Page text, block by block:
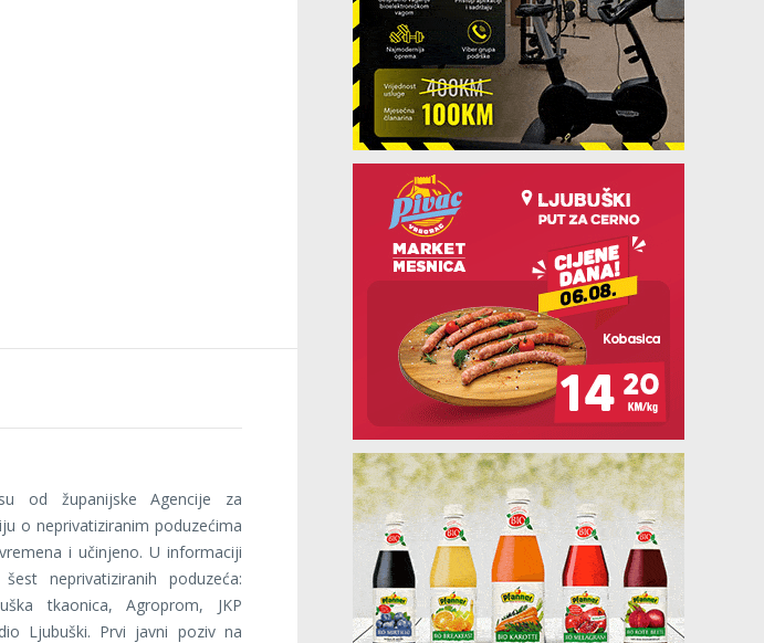
od županijske Agencije za
o neprivatiziranim poduzećima
i učinjeno. U informaciji
neprivatiziranih poduzeća:
tkaonica, Agroprom, JKP
Ljubuški. Prvi javni poziv na